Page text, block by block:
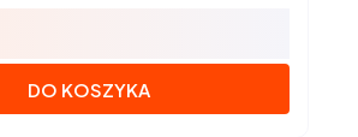
DO KOSZYKA